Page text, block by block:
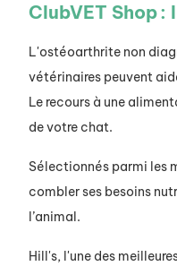
ClubVET Shop
L'ostéoarthrite non
vétérinaires peuvent
Le recours à une
de votre chat.
Sélectionnés parmi les
combler ses besoins
l’animal.
Hill's, l'une des